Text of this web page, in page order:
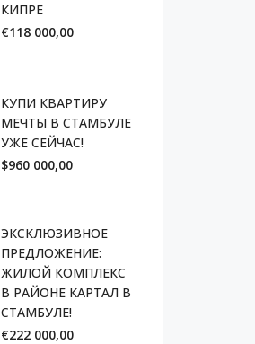
КИПРЕ
€118 000,00
КУПИ КВАРТИРУ
МЕЧТЫ В СТАМБУЛЕ
УЖЕ СЕЙЧАС!
$960 000,00
ЭКСКЛЮЗИВНОЕ
ПРЕДЛОЖЕНИЕ:
ЖИЛОЙ КОМПЛЕКС
В РАЙОНЕ КАРТАЛ В
СТАМБУЛЕ!
€222 000,00